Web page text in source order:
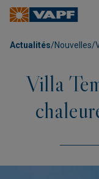
Actualités/Nouvelles/
Villa